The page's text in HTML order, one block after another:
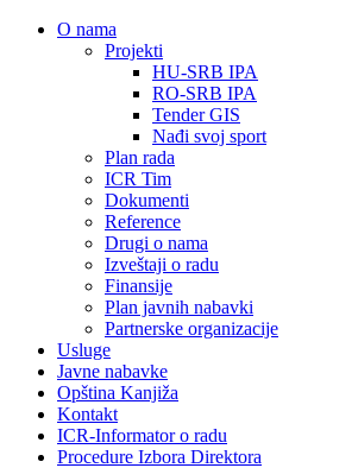
О nama
Projekti
HU-SRB IPA
RO-SRB IPA
Tender GIS
Nađi svoj sport
Plan rada
ICR Tim
Dokumenti
Reference
Drugi o nama
Izveštaji o radu
Finansije
Plan javnih nabavki
Partnerske organizacije
Usluge
Javne nabavke
Opština Kanjiža
Kontakt
ICR-Informator o radu
Procedure Izbora Direktora